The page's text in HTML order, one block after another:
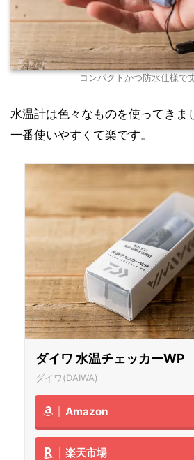
コンパクトかつ防水仕様で
水温計は色々なものを使ってきま
一番使いやすくて楽です。
ダイワ 水温チェッカーWP
ダイワ(DAIWA)
Amazon
楽天市場